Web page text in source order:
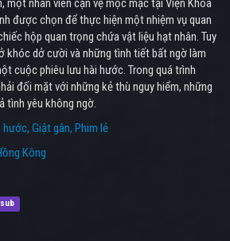
một nhân viên cận vệ mộc mạc tại Viện Khoa
được chọn để thực hiện một nhiệm vụ quan
hộp quan trọng chứa vật liệu hạt nhân. Tuy
khóc dở cười và những tình tiết bất ngờ làm
cuộc phiêu lưu hài hước. Trong quá trình
đối mặt với những kẻ thù nguy hiểm, những
tình yêu không ngờ.
hước Giật gân Phim lẻ
Kông